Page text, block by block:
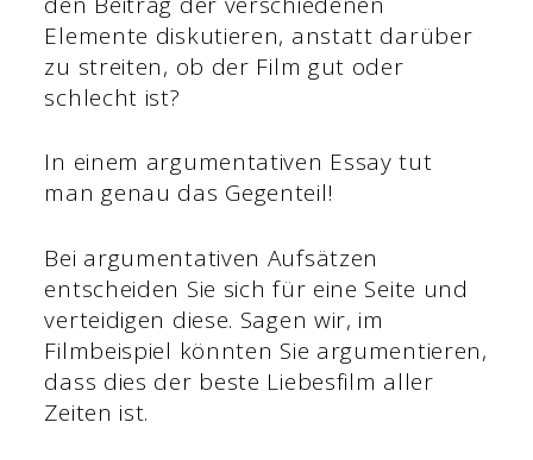
Elemente diskutieren, anstatt darüber
zu streiten, ob der Film gut oder
schlecht ist?
In einem argumentativen Essay tut
man genau das Gegenteil!
Bei argumentativen Aufsätzen
entscheiden Sie sich für eine Seite und
verteidigen diese. Sagen wir, im
Filmbeispiel könnten Sie argumentieren,
dass dies der beste Liebesfilm aller
Zeiten ist.